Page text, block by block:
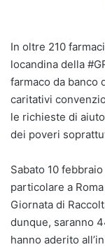
In oltre 210
locandina della
farmaco da banco
caritativi
le richieste di
dei poveri
Sabato 10
particolare a
Giornata di
dunque, saranno
hanno aderito